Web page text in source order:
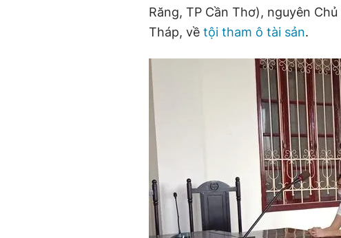
Răng, TP Cần Thơ), nguyên
Tháp, về tội tham ô tài sản.